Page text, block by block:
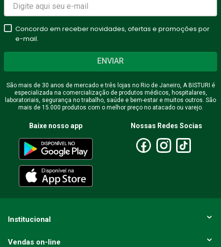
estrelas
★★★★★
Seu nome
Endereço de email
Escreva uma avaliação
ENVIAR AVALIAÇÃO
Concordo em receber novidades, ofertas e promoções por
e-mail.
ENVIAR
São mais de 30 anos de mercado e três lojas no Rio de Janeiro, A BISTURI é
especializada na comercialização de produtos médicos, hospitalares,
laboratoriais, segurança no trabalho, saúde e bem-estar e muitos outros. São
mais de 15.000 produtos com o melhor preço no atacado ou varejo.
Baixe nosso app Nossas Redes Socias
Institucional
Vendas on-line